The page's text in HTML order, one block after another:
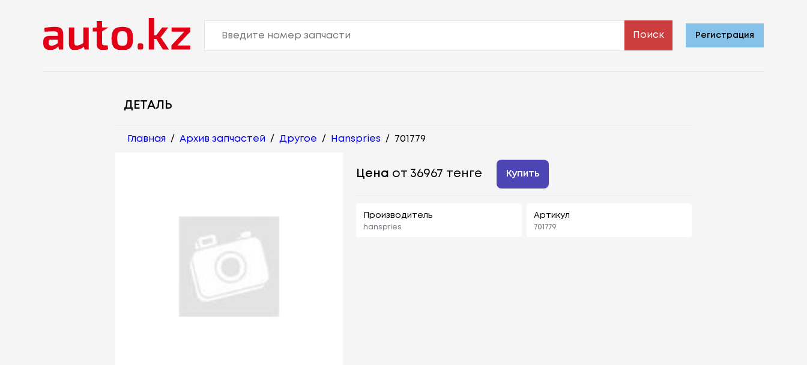
Поиск Регистрация
ДЕТАЛЬ
Главная / Архив запчастей / Другое / Hanspries / 701779
Цена от 36967 тенге Купить
Производитель
hanspries
Артикул
701779